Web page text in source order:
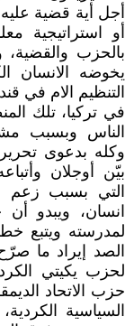
أجل أية قضية
أو استراتيجية
بالحزب والقضية،
يخوضه الانسان
التنظيم الام في
في تركيا، تلك
الناس وبسبب
وكله بدعوى
بيّن أوجلان
التي بسبب زعم
انسان، ويبدو
لمدرسته ويتبع
الصد إيراد ما
لحزب يكيتي
حزب الاتحاد
السياسية